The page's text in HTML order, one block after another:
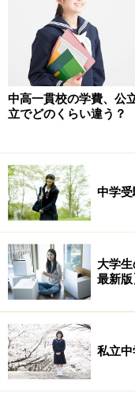
育費をたくさんか
時代だと思います。
最後の出口、つま
ないように、ある
資金不足に愕然と
わが家の教育へのお
に使っているのか、
＜チェック！あなた
□投資＝リスクはあ
□消費＝リターンは
□浪費＝リターンは
教育費をかけ
中高一貫校の学費、公
立でどのくらい違う？
中学
大学
最新版
私立